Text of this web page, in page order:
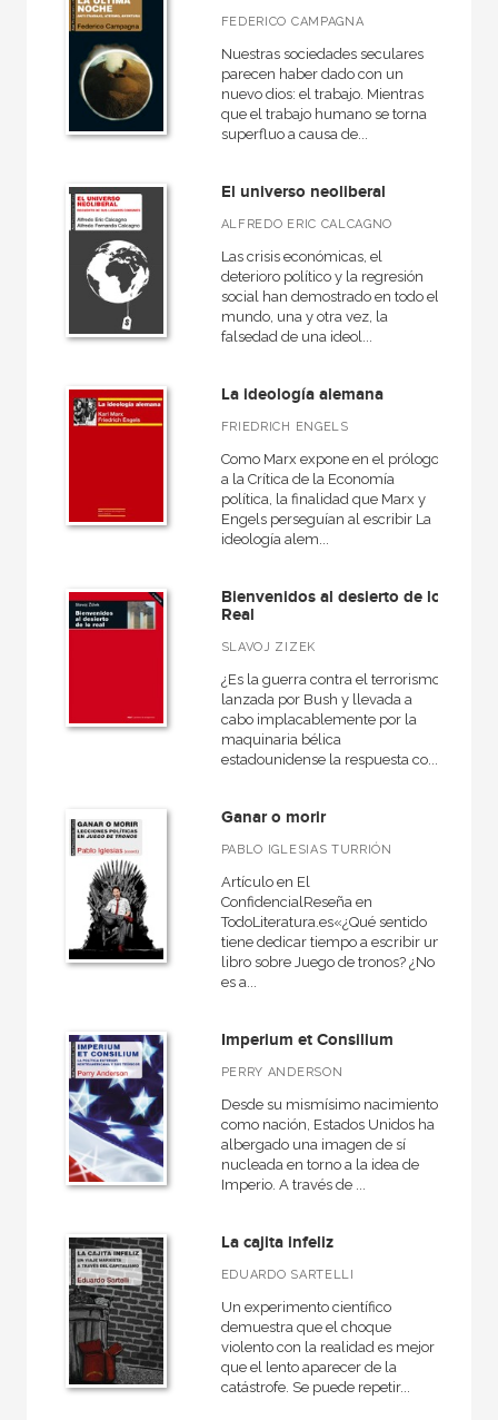
FEDERICO CAMPAGNA
Nuestras sociedades seculares
parecen haber dado con un
nuevo dios: el trabajo. Mientras
que el trabajo humano se torna
superfluo a causa de...
El universo neoliberal
ALFREDO ERIC CALCAGNO
Las crisis económicas, el
deterioro político y la regresión
social han demostrado en todo el
mundo, una y otra vez, la
falsedad de una ideol...
La ideología alemana
FRIEDRICH ENGELS
Como Marx expone en el prólogo
a la Crítica de la Economía
política, la finalidad que Marx y
Engels perseguían al escribir La
ideología alem...
Bienvenidos al desierto de lo
Real
SLAVOJ ZIZEK
¿Es la guerra contra el terrorismo
lanzada por Bush y llevada a
cabo implacablemente por la
maquinaria bélica
estadounidense la respuesta co...
Ganar o morir
PABLO IGLESIAS TURRIÓN
Artículo en El
ConfidencialReseña en
TodoLiteratura.es«¿Qué sentido
tiene dedicar tiempo a escribir un
libro sobre Juego de tronos? ¿No
es a...
Imperium et Consilium
PERRY ANDERSON
Desde su mismísimo nacimiento
como nación, Estados Unidos ha
albergado una imagen de sí
nucleada en torno a la idea de
Imperio. A través de ...
La cajita infeliz
EDUARDO SARTELLI
Un experimento científico
demuestra que el choque
violento con la realidad es mejor
que el lento aparecer de la
catástrofe. Se puede repetir...